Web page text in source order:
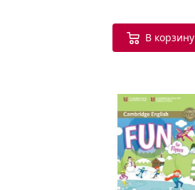
В корзину